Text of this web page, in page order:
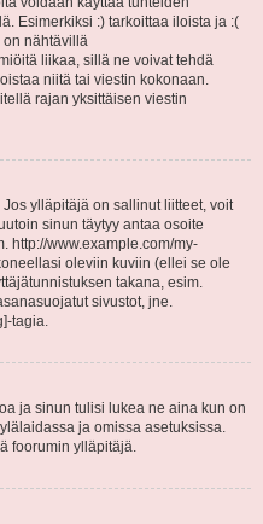
Esimerkiksi :) tarkoittaa iloista ja :(
on nähtävillä
liikaa, sillä ne voivat tehdä
niitä tai viestin kokonaan.
rajan yksittäisen viestin
ylläpitäjä on sallinut liitteet, voit
sinun täytyy antaa osoite
http://www.example.com/my-
oleviin kuviin (ellei se ole
takana, esim.
sivustot, jne.
tagia.
ja sinun tulisi lukea ne aina kun on
ja omissa asetuksissa.
foorumin ylläpitäjä.